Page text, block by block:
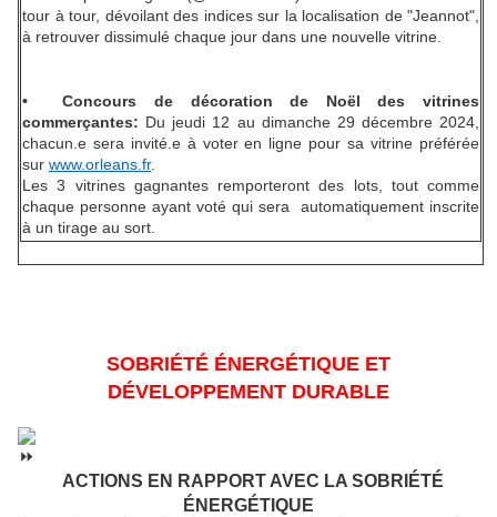
tour à tour, dévoilant des indices sur la localisation de "Jeannot",
à retrouver dissimulé chaque jour dans une nouvelle vitrine.
• Concours de décoration de Noël des vitrines
commerçantes: Du jeudi 12 au dimanche 29 décembre 2024,
chacun.e sera invité.e à voter en ligne pour sa vitrine préférée
sur www.orleans.fr.
Les 3 vitrines gagnantes remporteront des lots, tout comme
chaque personne ayant voté qui sera automatiquement inscrite
à un tirage au sort.
SOBRIÉTÉ ÉNERGÉTIQUE ET
DÉVELOPPEMENT DURABLE
ACTIONS EN RAPPORT AVEC LA SOBRIÉTÉ
ÉNERGÉTIQUE